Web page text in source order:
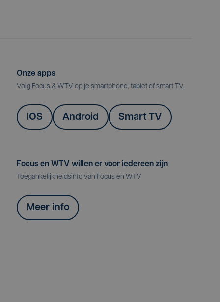
Onze apps
Volg Focus & WTV op je smartphone, tablet of smart TV.
IOS Android Smart TV
Focus en WTV willen er voor iedereen zijn
Toegankelijkheidsinfo van Focus en WTV
Meer info